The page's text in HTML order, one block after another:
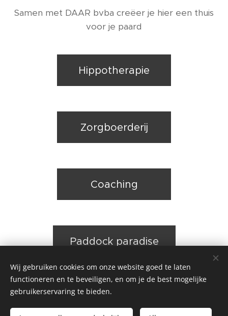
Samen met DAAR bvba creëer je hier een thuis
voor je paard
Hippotherapie
Zorgboerderij
Coaching
Paddock paradise
©2020Aiky's Weij vzw -Alle rechten voorbehouden -
Webmaster Aiky- Privacy
Wij gebruiken cookies om onze website goed te laten
functioneren en te beveiligen, en om je de best mogelijke
gebruikerservaring te bieden.